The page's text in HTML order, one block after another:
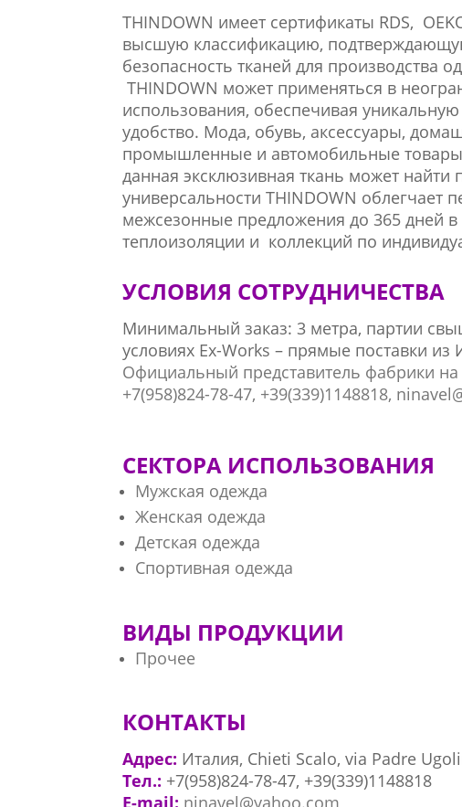
THINDOWN имеет сертификаты RDS,
высшую классификацию,
безопасность тканей для производства
THINDOWN может применяться в
использования, обеспечивая
удобство. Мода, обувь, аксессуары,
промышленные и автомобильные
данная эксклюзивная ткань может найти
универсальностиTHINDOWN облегчает
межсезонные предложения до 365 дней в
теплоизоляции и коллекций по
УСЛОВИЯ СОТРУДНИЧЕСТВА
Минимальный заказ: 3 метра, партии
условиях Ех-Works – прямые поставки из
Официальный представитель фабрики
+7(958)824-78-47, +39(339)1148818,
СЕКТОРА ИСПОЛЬЗОВАНИЯ
Мужская одежда
Женская одежда
Детская одежда
Спортивная одежда
ВИДЫ ПРОДУКЦИИ
Прочее
КОНТАКТЫ
Адрес: Италия, Chieti Scalo, via Padre
Тел.: +7(958)824-78-47, +39(339)1148818